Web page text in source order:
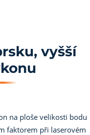
vyšší
na ploše velikosti bodu
faktorem při laserovém